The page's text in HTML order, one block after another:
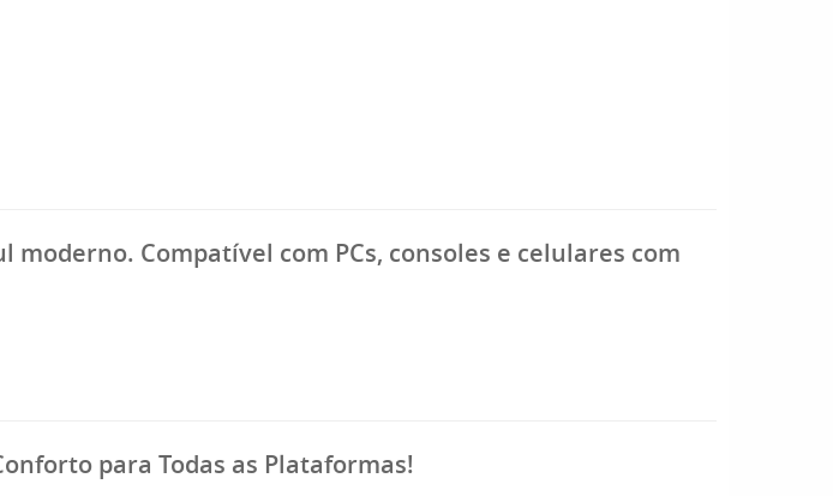
Compatível com PCs, consoles e celulares com
para Todas as Plataformas!